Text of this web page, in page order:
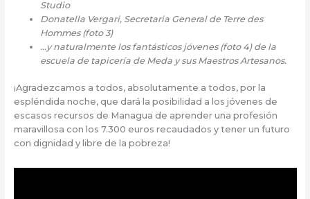
Studio
Donatella Vergari, Secretaria General de Terre des
Hommes (foto 3)
…y naturalmente los fantásticos jóvenes (foto 4) de la
escuela de tapicería de Meda y sus Maestros Artesanos.
¡Agradezcamos a todos, absolutamente a todos, por la
espléndida noche, que dará la posibilidad a los jóvenes de
escasos recursos de Managua de aprender una profesión
maravillosa con los 7.300 euros recaudados y tener un futuro
con dignidad y libre de la pobreza!